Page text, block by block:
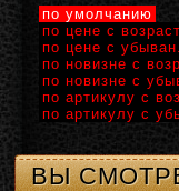
по умолчанию
по цене с
по цене с убыван.
по новизне с
по новизне с
по артикулу с
по артикулу с
ВЫ